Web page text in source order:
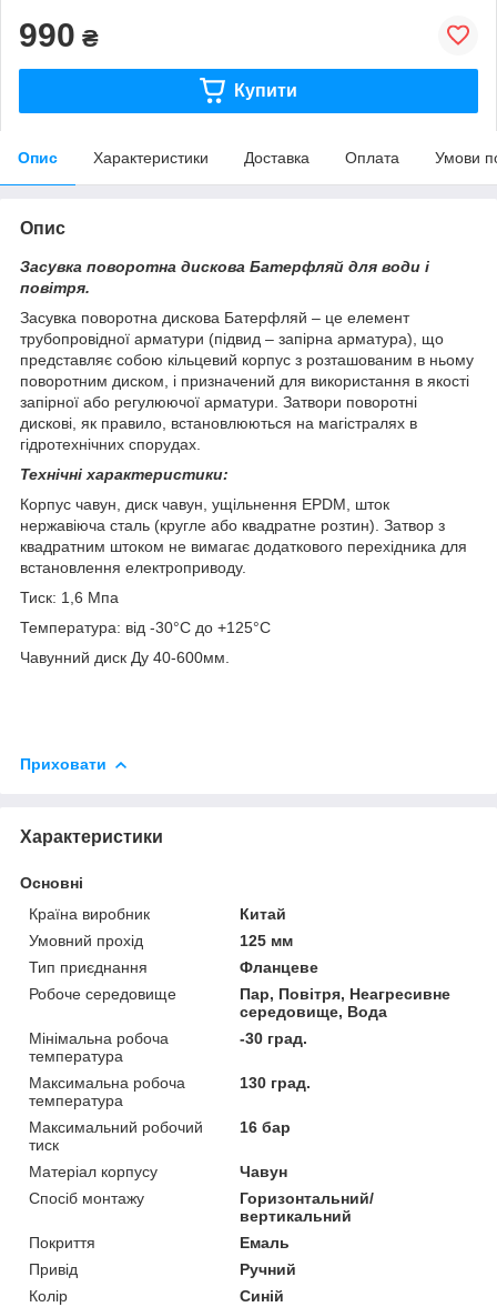
990 ₴
Купити
Опис Характеристики Доставка Оплата Умови
Опис
Засувка поворотна дискова Батерфляй для води і
повітря.
Засувка поворотна дискова Батерфляй – це елемент
трубопровідної арматури (підвид – запірна арматура), що
представляє собою кільцевий корпус з розташованим в ньому
поворотним диском, і призначений для використання в якості
запірної або регулюючої арматури. Затвори поворотні
дискові, як правило, встановлюються на магістралях в
гідротехнічних спорудах.
Технічні характеристики:
Корпус чавун, диск чавун, ущільнення EPDM, шток
нержавіюча сталь (кругле або квадратне розтин). Затвор з
квадратним штоком не вимагає додаткового перехідника для
встановлення електроприводу.
Тиск: 1,6 Мпа
Температура: від -30°С до +125°С
Чавунний диск Ду 40-600мм.
Приховати
Характеристики
Основні
Країна виробник
Китай
Умовний прохід
125 мм
Тип приєднання
Фланцеве
Робоче середовище
Пар, Повітря, Неагресивне
середовище, Вода
Мінімальна робоча
температура
-30 град.
Максимальна робоча
температура
130 град.
Максимальний робочий
тиск
16 бар
Матеріал корпусу
Чавун
Спосіб монтажу
Горизонтальний/
вертикальний
Покриття
Емаль
Привід
Ручний
Колір
Синій